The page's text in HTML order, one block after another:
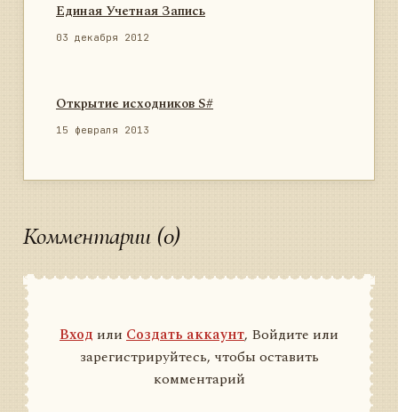
Единая Учетная Запись
03 декабря 2012
Открытие исходников S#
15 февраля 2013
Комментарии (0)
Вход или Создать аккаунт, Войдите или
зарегистрируйтесь, чтобы оставить
комментарий